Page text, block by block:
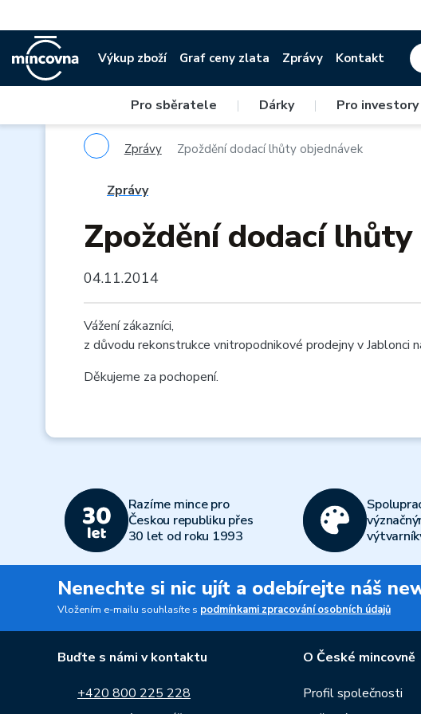
Výkup zboží Graf ceny zlata Zprávy Kontakt
Pro sběratele | Dárky | Pro investory
Zprávy Zpoždění dodací lhůty objednávek
Zprávy
Zpoždění dodací
04.11.2014
Vážení zákazníci,
z důvodu rekonstrukce vnitropodnikové prodejny v Jablonci
Děkujeme za pochopení.
Razíme mince pro
Českou republiku přes
30 let od roku 1993
Nenechte si nic ujít a odebírejte náš
Vložením e-mailu souhlasíte s podmínkami zpracování osobních údajů
Buďte s námi v kontaktu
+420 800 225 228
O České mincovně
Profil společnosti